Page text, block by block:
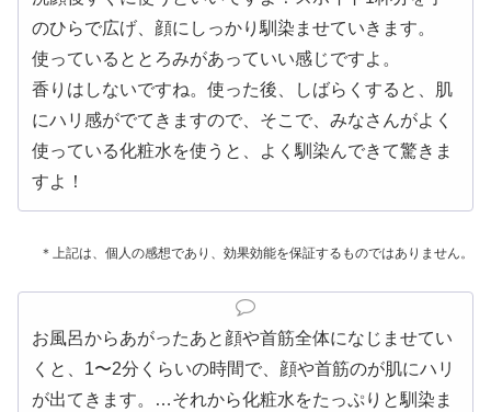
のひらで広げ、顔にしっかり馴染ませていきます。
使っているととろみがあっていい感じですよ。
香りはしないですね。使った後、しばらくすると、肌
にハリ感がでてきますので、そこで、みなさんがよく
使っている化粧水を使うと、よく馴染んできて驚きま
すよ！
＊上記は、個人の感想であり、効果効能を保証するものではありません。
お風呂からあがったあと顔や首筋全体になじませてい
くと、1〜2分くらいの時間で、顔や首筋のが肌にハリ
が出てきます。…それから化粧水をたっぷりと馴染ま